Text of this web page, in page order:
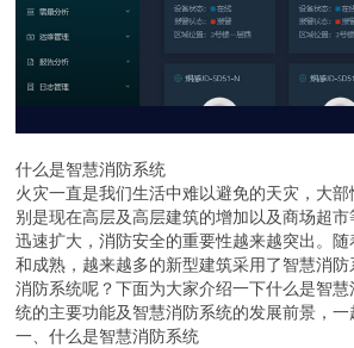
什么是智慧消防系统
火灾一直是我们生活中难以避免的天灾，大
别是现在高层及高层建筑的增加以及商场超
迅速扩大，消防安全的重要性越来越突出。
和成熟，越来越多的新型建筑采用了智慧消
消防系统呢？下面为大家介绍一下什么是智
统的主要功能及智慧消防系统的发展前景，一
一、什么是智慧消防系统